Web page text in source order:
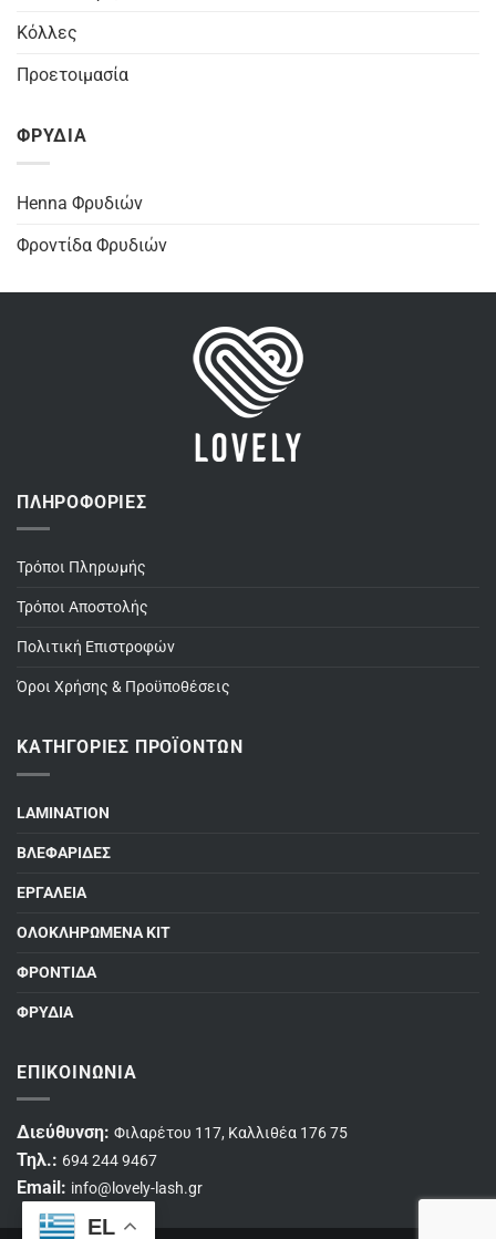
Κόλλες
Προετοιμασία
ΦΡΥΔΙΑ
Henna Φρυδιών
Φροντίδα Φρυδιών
ΠΛΗΡΟΦΟΡΊΕΣ
Τρόποι Πληρωμής
Τρόποι Αποστολής
Πολιτική Επιστροφών
Όροι Χρήσης & Προϋποθέσεις
ΚΑΤΗΓΟΡΊΕΣ ΠΡΟΪΌΝΤΩΝ
LAMINATION
ΒΛΕΦΑΡΙΔΕΣ
ΕΡΓΑΛΕΙΑ
ΟΛΟΚΛΗΡΩΜΕΝΑ ΚΙΤ
ΦΡΟΝΤΙΔΑ
ΦΡΥΔΙΑ
ΕΠΙΚΟΙΝΩΝΊΑ
Διεύθυνση: Φιλαρέτου 117, Καλλιθέα 176 75
Τηλ.: 694 244 9467
Email: info@lovely-lash.gr
EL